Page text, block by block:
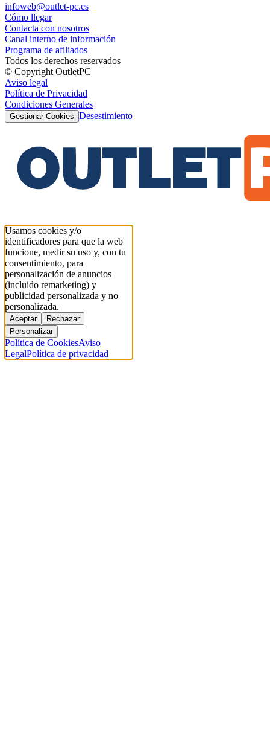
infoweb@outlet-pc.es
Cómo llegar
Contacta con nosotros
Canal interno de información
Programa de afiliados
Todos los derechos reservados
© Copyright OutletPC
Aviso legal
Política de Privacidad
Condiciones Generales
Gestionar Cookies Desestimiento
Usamos cookies y/o
identificadores para que la web
funcione, medir su uso y, con tu
consentimiento, para
personalización de anuncios
(incluido remarketing) y
publicidad personalizada y no
personalizada.
Aceptar
Rechazar
Personalizar
Política de CookiesAviso
LegalPolítica de privacidad